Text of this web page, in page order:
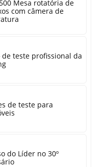
Mesa rotatória de
com câmera de
de teste profissional da
de teste para
do Líder no 30º